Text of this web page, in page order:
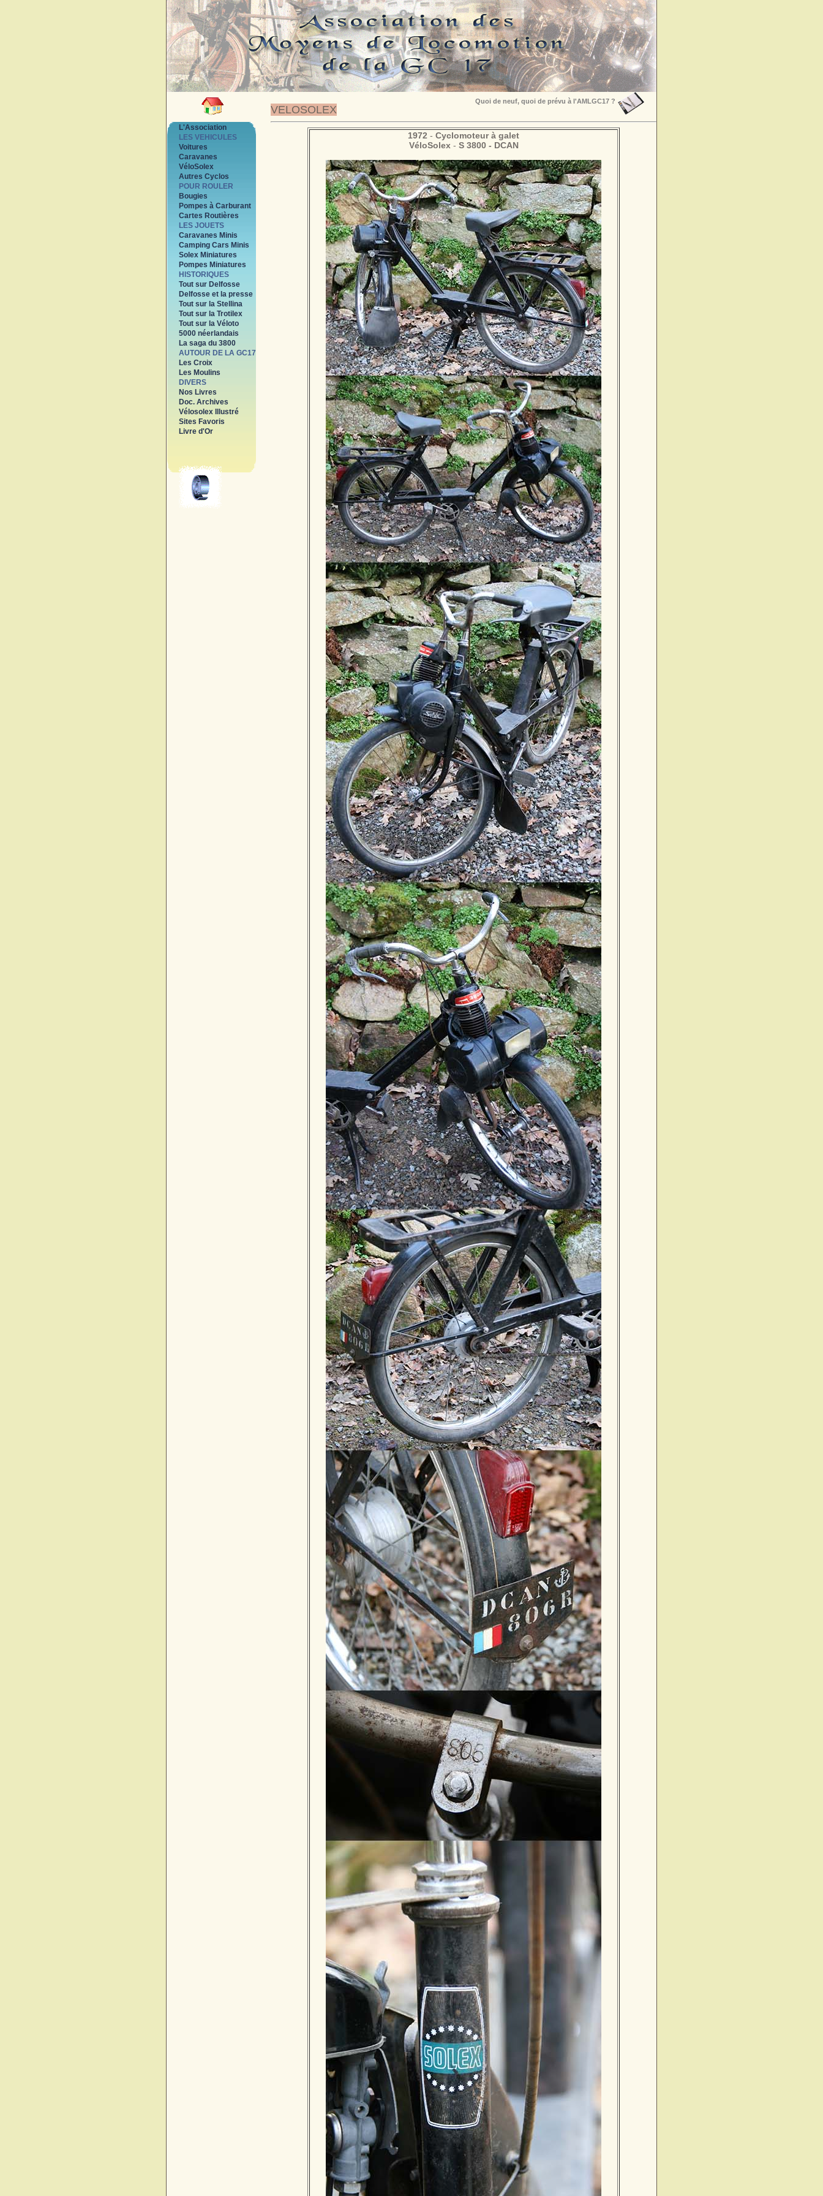
VELOSOLEX
Quoi de neuf, quoi de prévu à l'AMLGC17 ?
L'Association
LES VEHICULES
Voitures
Caravanes
VéloSolex
Autres Cyclos
POUR ROULER
Bougies
Pompes à Carburant
Cartes Routières
LES JOUETS
Caravanes Minis
Camping Cars Minis
Solex Miniatures
Pompes Miniatures
HISTORIQUES
Tout sur Delfosse
Delfosse et la presse
Tout sur la Stellina
Tout sur la Trotilex
Tout sur la Véloto
5000 néerlandais
La saga du 3800
AUTOUR DE LA GC17
Les Croix
Les Moulins
DIVERS
Nos Livres
Doc. Archives
Vélosolex Illustré
Sites Favoris
Livre d'Or
1972 - Cyclomoteur à galet
VéloSolex- S 3800 - DCAN